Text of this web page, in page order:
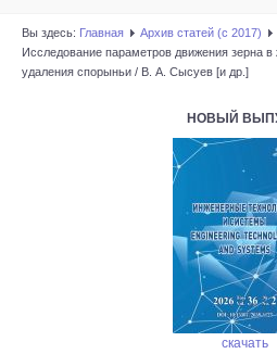
Вы здесь: Главная Архив статей (с 2017)
Исследование параметров движения зерна в
удаления спорыньи / В. А. Сысуев [и др.]
НОВЫЙ
скачать